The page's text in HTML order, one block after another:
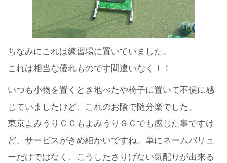
ちなみにこれは練習場に置いていました。
これは相当な優れものです間違いなく！！
いつも小物を置くとき地べたや椅子に置いて不便に感
じていましたけど、これのお陰で随分楽でした。
東京よみうりＣＣもよみうりＧＣでも感じた事ですけ
ど、サービスがきめ細かいですね。単にネームバリュ
ーだけではなく、こうしたさりげない気配りが出来る